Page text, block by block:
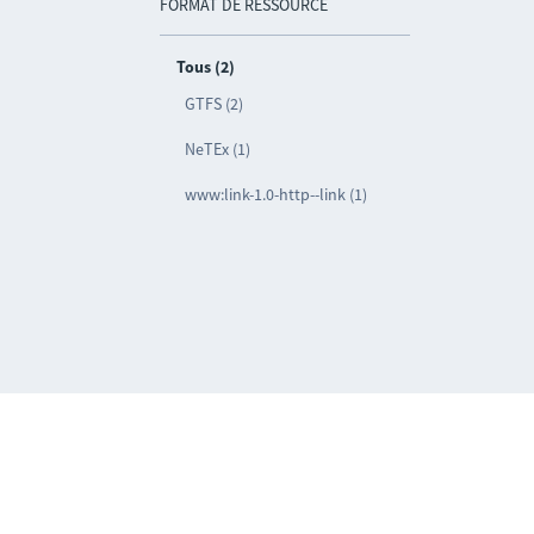
FORMAT DE RESSOURCE
Tous (2)
GTFS (2)
NeTEx (1)
www:link-1.0-http--link (1)